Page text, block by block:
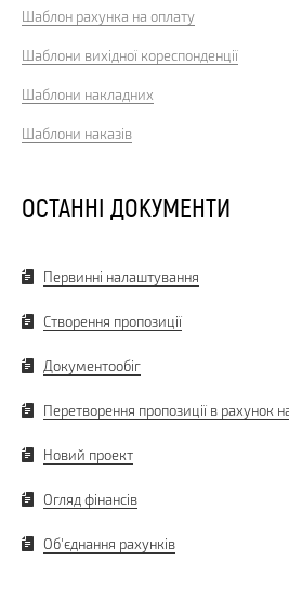
Шаблон рахунка на оплату
Шаблони вихідної кореспонденції
Шаблони накладних
Шаблони наказів
ОСТАННІ ДОКУМЕНТИ
Первинні налаштування
Створення пропозиції
Документообіг
Перетворення пропозиції в рахунок
Новий проект
Огляд фінансів
Об'єднання рахунків